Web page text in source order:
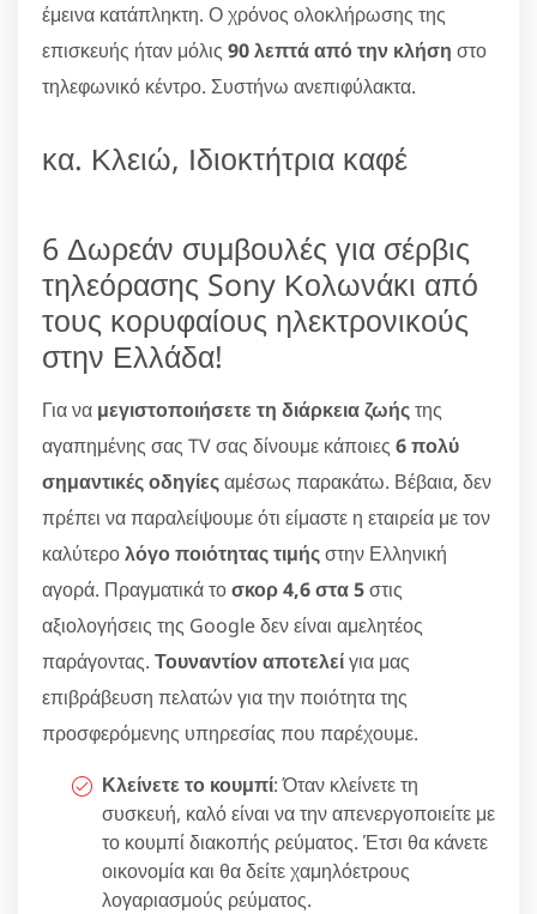
έμεινα κατάπληκτη. Ο χρόνος ολοκλήρωσης της
επισκευής ήταν μόλις 90 λεπτά από την κλήση στο
τηλεφωνικό κέντρο. Συστήνω ανεπιφύλακτα.
κα. Κλειώ, Ιδιοκτήτρια καφέ
6 Δωρεάν συμβουλές για σέρβις
τηλεόρασης Sony Κολωνάκι από
τους κορυφαίους ηλεκτρονικούς
στην Ελλάδα!
Για να μεγιστοποιήσετε τη διάρκεια ζωήςτης
αγαπημένης σας TV σας δίνουμε κάποιες 6 πολύ
σημαντικές οδηγίεςαμέσως παρακάτω. Βέβαια, δεν
πρέπει να παραλείψουμε ότι είμαστε η εταιρεία με τον
καλύτερολόγο ποιότητας τιμήςστην Ελληνική
αγορά. Πραγματικά τοσκορ 4,6 στα 5στις
αξιολογήσεις της Google δεν είναι αμελητέος
παράγοντας. Τουναντίον αποτελείγια μας
επιβράβευση πελατών για την ποιότητα της
προσφερόμενης υπηρεσίας που παρέχουμε.
Κλείνετε το κουμπί: Όταν κλείνετε τη
συσκευή, καλό είναι να την απενεργοποιείτε με
το κουμπί διακοπής ρεύματος. Έτσι θα κάνετε
οικονομία και θα δείτε χαμηλόετρους
λογαριασμούς ρεύματος.